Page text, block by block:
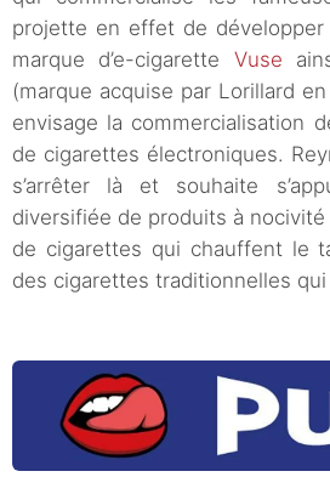
projette en effet de développer
marque d’e-cigarette Vuse
(marque acquise par Lorillard
envisage la commercialisation
de cigarettes électroniques.
s’arrêter là et souhaite
diversifiée de produits à
de cigarettes qui chauffent le
des cigarettes traditionnelles